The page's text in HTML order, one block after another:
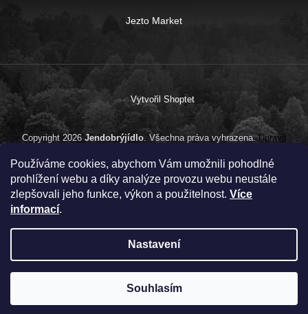
Používáme cookies, abychom Vám umožnili pohodlné
prohlížení webu a díky analýze provozu webu neustále
zlepšovali jeho funkce, výkon a použitelnost. Více
informací.
Nastavení
Souhlasím
Jezto Market
Vytvořil Shoptet
Copyright 2026 Jendobrýjídlo. Všechna práva vyhrazena.Upravit